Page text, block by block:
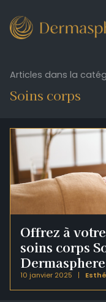
Articles dans la
Soins corps
Offrez à
soins corps
Dermasphere
10 janvier 2025